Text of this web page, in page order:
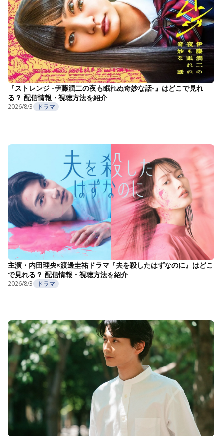
『ストレンジ -伊藤潤二の夜も眠れぬ奇妙な話-』はどこで見れ
る？ 配信情報・視聴方法を紹介
2026/8/3 ドラマ
主演・内田理央×渡邊圭祐ドラマ『夫を殺したはずなのに』はどこ
で見れる？ 配信情報・視聴方法を紹介
2026/8/3 ドラマ